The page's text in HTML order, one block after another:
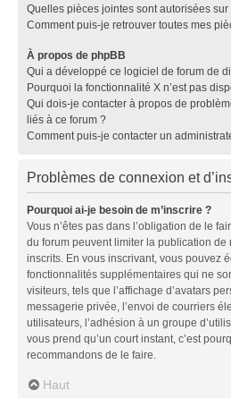
Quelles pièces jointes sont autorisées sur
Comment puis-je retrouver toutes mes
À propos de phpBB
Qui a développé ce logiciel de forum de
Pourquoi la fonctionnalité X n’est pas
Qui dois-je contacter à propos de
liés à ce forum ?
Comment puis-je contacter un
Problèmes de connexion et
Pourquoi ai-je besoin de m’inscrire ?
Vous n’êtes pas dans l’obligation de le
du forum peuvent limiter la publication de
inscrits. En vous inscrivant, vous pouvez
fonctionnalités supplémentaires qui ne
visiteurs, tels que l’affichage d’avatars
messagerie privée, l’envoi de courriers
utilisateurs, l’adhésion à un groupe
vous prend qu’un court instant, c’est
recommandons de le faire.
Haut